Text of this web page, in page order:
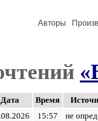
Авторы
Дата Время
15:57
не